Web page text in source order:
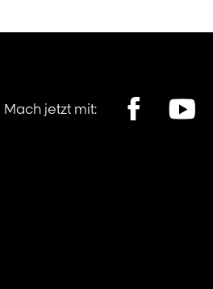
Mach jetzt mit:
location, opens in a new window